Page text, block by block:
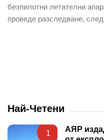
безпилотни летателни
проведе разследване,
Най-Четени
1
АЯР